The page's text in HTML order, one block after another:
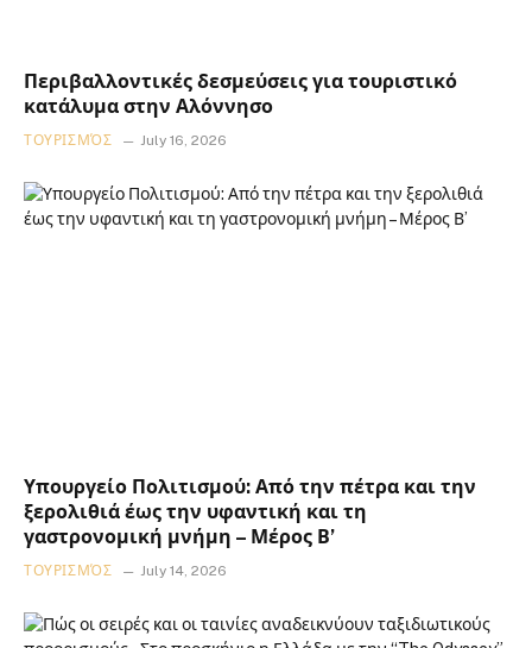
Περιβαλλοντικές δεσμεύσεις για τουριστικό
κατάλυμα στην Αλόννησο
ΤΟΥΡΙΣΜΌΣ July 16, 2026
Υπουργείο Πολιτισμού: Από την πέτρα και την
ξερολιθιά έως την υφαντική και τη
γαστρονομική μνήμη – Μέρος Β’
ΤΟΥΡΙΣΜΌΣ July 14, 2026